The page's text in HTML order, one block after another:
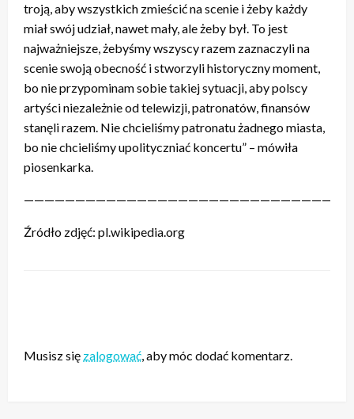
troją, aby wszystkich zmieścić na scenie i żeby każdy
miał swój udział, nawet mały, ale żeby był. To jest
najważniejsze, żebyśmy wszyscy razem zaznaczyli na
scenie swoją obecność i stworzyli historyczny moment,
bo nie przypominam sobie takiej sytuacji, aby polscy
artyści niezależnie od telewizji, patronatów, finansów
stanęli razem. Nie chcieliśmy patronatu żadnego miasta,
bo nie chcieliśmy upolityczniać koncertu” – mówiła
piosenkarka.
———————————————————————————————
Źródło zdjęć: pl.wikipedia.org
Musisz się zalogować, aby móc dodać komentarz.